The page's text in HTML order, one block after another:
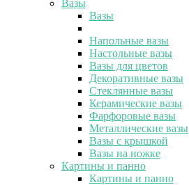
Вазы
Вазы
Напольные вазы
Настольные вазы
Вазы для цветов
Декоративные вазы
Стеклянные вазы
Керамические вазы
Фарфоровые вазы
Металлические вазы
Вазы с крышкой
Вазы на ножке
Картины и панно
Картины и панно